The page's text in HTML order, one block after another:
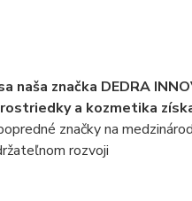
naša značka DEDRA
a kozmetika
značky na
rozvoji